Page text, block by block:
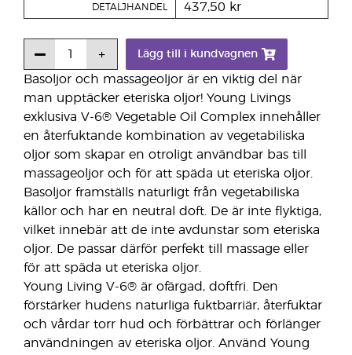
Basoljor och massageoljor är en viktig del när
man upptäcker eteriska oljor! Young Livings
exklusiva V-6® Vegetable Oil Complex innehåller
en återfuktande kombination av vegetabiliska
oljor som skapar en otroligt användbar bas till
massageoljor och för att späda ut eteriska oljor.
Basoljor framställs naturligt från vegetabiliska
källor och har en neutral doft. De är inte flyktiga,
vilket innebär att de inte avdunstar som eteriska
oljor. De passar därför perfekt till massage eller
för att späda ut eteriska oljor.
Young Living V-6® är ofärgad, doftfri. Den
förstärker hudens naturliga fuktbarriär, återfuktar
och vårdar torr hud och förbättrar och förlänger
användningen av eteriska oljor. Använd Young
DETALJHANDEL 437,50 kr
Lägg till i kundvagnen